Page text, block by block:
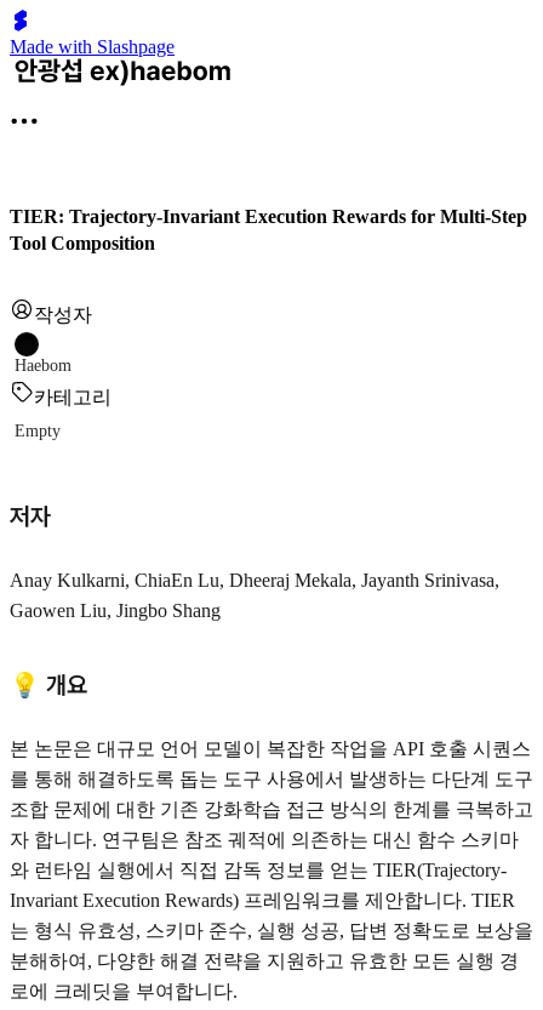
Made with Slashpage
TIER: Trajectory-Invariant Execution Rewards for Multi-Step
Tool Composition
작성자
Haebom
카테고리
Empty
저자
Anay Kulkarni, ChiaEn Lu, Dheeraj Mekala, Jayanth Srinivasa,
Gaowen Liu, Jingbo Shang
💡 개요
본 논문은 대규모 언어 모델이 복잡한 작업을 API 호출 시퀀스
를 통해 해결하도록 돕는 도구 사용에서 발생하는 다단계 도구
조합 문제에 대한 기존 강화학습 접근 방식의 한계를 극복하고
자 합니다. 연구팀은 참조 궤적에 의존하는 대신 함수 스키마
와 런타임 실행에서 직접 감독 정보를 얻는 TIER(Trajectory-
Invariant Execution Rewards) 프레임워크를 제안합니다. TIER
는 형식 유효성, 스키마 준수, 실행 성공, 답변 정확도로 보상을
분해하여, 다양한 해결 전략을 지원하고 유효한 모든 실행 경
로에 크레딧을 부여합니다.